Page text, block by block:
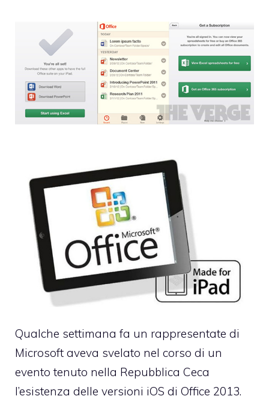
Qualche settimana fa un rappresentate di
Microsoft aveva svelato nel corso di un
evento tenuto nella Repubblica Ceca
l’esistenza delle versioni iOS di Office 2013.